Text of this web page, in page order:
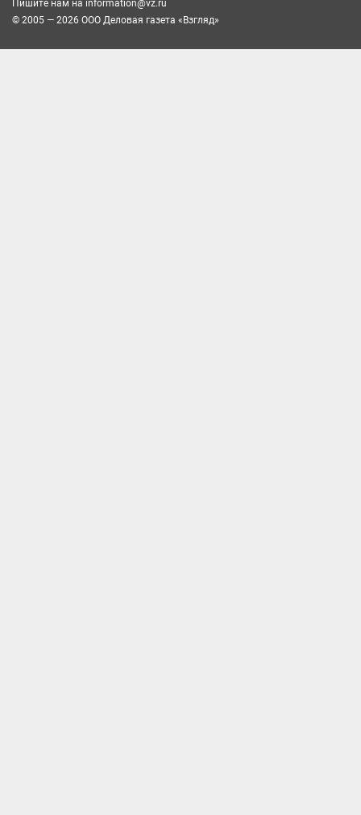
Пишите нам на information@vz.ru
© 2005 — 2026 ООО Деловая газета «Взгляд»